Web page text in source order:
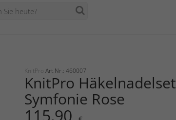
KnitPro Art.Nr.: 460007
KnitPro Häkelnadelset
Symfonie Rose
115,90